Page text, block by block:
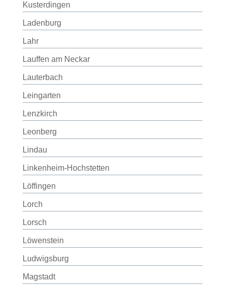
Kusterdingen
Ladenburg
Lahr
Lauffen am Neckar
Lauterbach
Leingarten
Lenzkirch
Leonberg
Lindau
Linkenheim-Hochstetten
Löffingen
Lorch
Lorsch
Löwenstein
Ludwigsburg
Magstadt